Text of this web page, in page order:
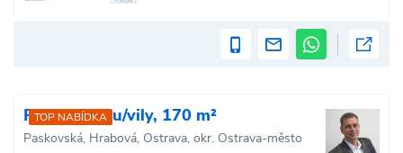
TOP NABÍDKA
Prodej domu/vily, 170 m²
Paskovská, Hrabová, Ostrava, okr. Ostrava-město